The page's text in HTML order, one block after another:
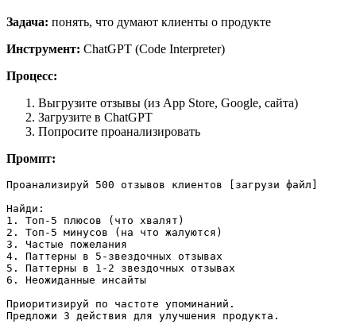
Задача: понять, что думают клиенты о продукте
Инструмент: ChatGPT (Code Interpreter)
Процесс:
Выгрузите отзывы (из App Store, Google, сайта)
Загрузите в ChatGPT
Попросите проанализировать
Промпт:
Проанализируй 500 отзывов клиентов [загрузи файл]
Найди:
1. Топ-5 плюсов (что хвалят)
2. Топ-5 минусов (на что жалуются)
3. Частые пожелания
4. Паттерны в 5-звездочных отзывах
5. Паттерны в 1-2 звездочных отзывах
6. Неожиданные инсайты
Приоритизируй по частоте упоминаний.